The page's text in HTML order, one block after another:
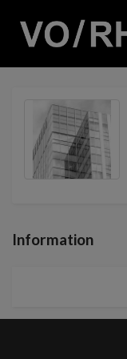
Information